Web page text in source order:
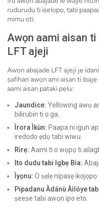
rudurudu ti iṣelọpọ, tabi
mimu oti.
Awọn aami aisan ti
LFT ajeji
Awọn abajade LFT ajeji jẹ
ṣafihan awọn ami aisan ti
aami aisan pataki pẹlu:
Jaundice: Yellowing awọ
bilirubin ti o ga.
Ìrora Ìkùn: Paapa ni igun
iredodo ẹdọ tabi wiwu.
Rirẹ: Aami ti o wọpọ ti
Ito dudu tabi Igbẹ Bia:
Ìyọnu: O ṣẹlẹ nipasẹ
Pipadanu Àdánù Àìlóye
ṣeeṣe tabi awọn ipo eto.